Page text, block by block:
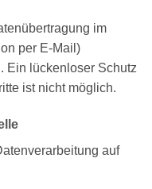
im
per E-Mail)
Ein lückenloser Schutz
ist nicht möglich.
auf